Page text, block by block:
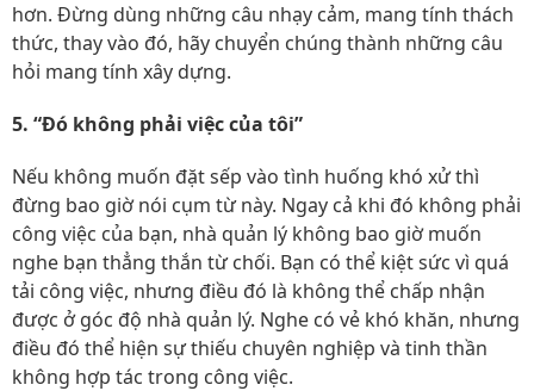
hơn. Đừng dùng những câu nhạy cảm, mang tính thách
thức, thay vào đó, hãy chuyển chúng thành những câu
hỏi mang tính xây dựng.
5. “Đó không phải việc của tôi”
Nếu không muốn đặt sếp vào tình huống khó xử thì
đừng bao giờ nói cụm từ này. Ngay cả khi đó không phải
công việc của bạn, nhà quản lý không bao giờ muốn
nghe bạn thẳng thắn từ chối. Bạn có thể kiệt sức vì quá
tải công việc, nhưng điều đó là không thể chấp nhận
được ở góc độ nhà quản lý. Nghe có vẻ khó khăn, nhưng
điều đó thể hiện sự thiếu chuyên nghiệp và tinh thần
không hợp tác trong công việc.